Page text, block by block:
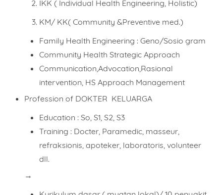
IKK ( Individual Health Engineering, Holistic)
KM/ KK( Community &Preventive med.)
Family Health Engineering : Geno/Sosio gram
Community Health Strategic Approach
Communication,Advocation,Rasional
intervention, HS Approach Management
Profession of DOKTER KELUARGA
Education : So, S1, S2, S3
Training : Docter, Paramedic, masseur,
refraksionis, apoteker, laboratoris, volunteer
dll.
→